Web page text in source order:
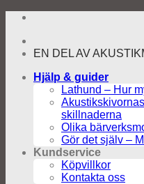
Skip
content
EN DEL AV
Hjälp & guider
Lathund – Hur
skillnaderna
Olika
Gör det själv –
Kundservice
Köpvillkor
Kontakta oss